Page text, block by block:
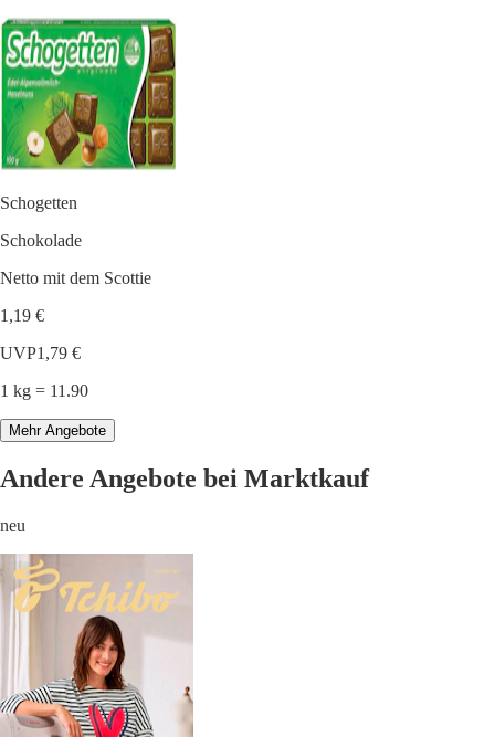
Schogetten
Schokolade
Netto mit dem Scottie
1,19 €
UVP1,79 €
1 kg = 11.90
Mehr Angebote
Andere Angebote bei Marktkauf
neu